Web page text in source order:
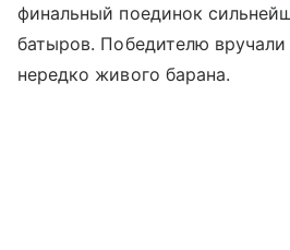
финальный поединок
батыров. Победителю
нередко живого барана.